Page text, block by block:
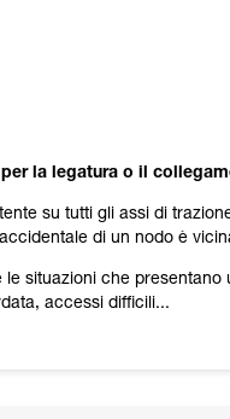
richiede una
specifico.
la vostra
da soli, in piena
relative alla vostra
la legatura o il
su tutti gli assi di
di un nodo è
le situazioni che
accessi difficili...